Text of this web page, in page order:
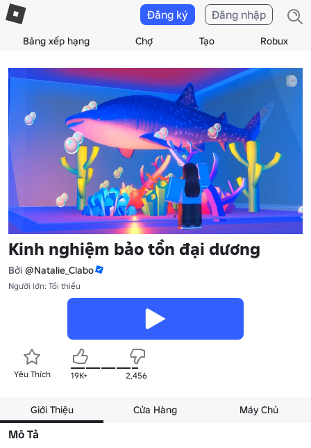
Bảng xếp hạng Chợ Tạo Robux
Đăng ký Đăng nhập
Kinh nghiệm bảo tồn đại dương
Bởi @Natalie_Clabo
Người lớn: Tối thiểu
Yêu Thích 19K+ 2,456
Giới Thiệu Cửa Hàng Máy Chủ
Mô Tả